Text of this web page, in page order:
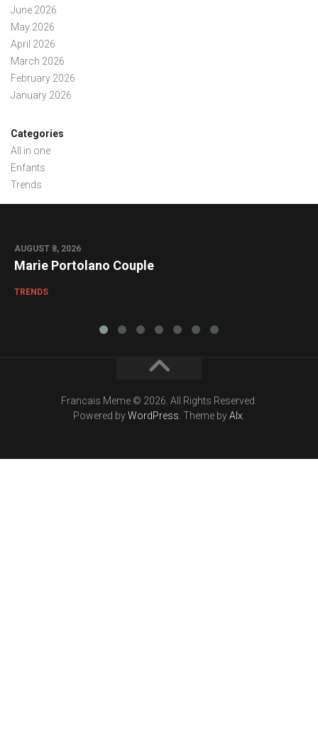
June 2026
May 2026
April 2026
March 2026
February 2026
January 2026
Categories
All in one
Enfants
Trends
AUGUST 8, 2026
Marie Portolano Couple
TRENDS
Francais Meme © 2026. All Rights Reserved.
Powered byWordPress. Theme byAlx.